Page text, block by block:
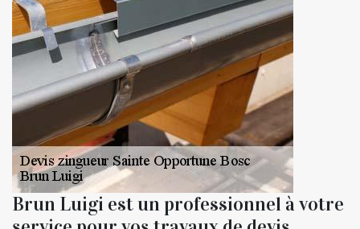
Brun Luigi est un professionnel à votre